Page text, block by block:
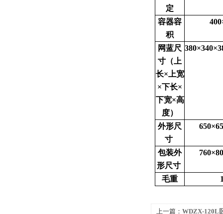
定
容器容
积
网蓝尺
寸（上
长×上宽
×下长×
下宽×高
度）
外形尺
寸
包装外
形尺寸
毛重
上一篇： WDZX-120L